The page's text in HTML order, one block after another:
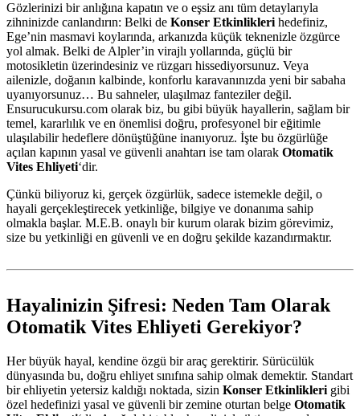
Gözlerinizi bir anlığına kapatın ve o eşsiz anı tüm detaylarıyla
zihninizde canlandırın: Belki de Konser Etkinliklerihedefiniz,
Ege’nin masmavi koylarında, arkanızda küçük teknenizle özgürce
yol almak. Belki de Alpler’in virajlı yollarında, güçlü bir
motosikletin üzerindesiniz ve rüzgarı hissediyorsunuz. Veya
ailenizle, doğanın kalbinde, konforlu karavanınızda yeni bir sabaha
uyanıyorsunuz… Bu sahneler, ulaşılmaz fanteziler değil.
Ensurucukursu.com olarak biz, bu gibi büyük hayallerin, sağlam bir
temel, kararlılık ve en önemlisi doğru, profesyonel bir eğitimle
ulaşılabilir hedeflere dönüştüğüne inanıyoruz. İşte bu özgürlüğe
açılan kapının yasal ve güvenli anahtarı ise tam olarak Otomatik
Vites Ehliyeti‘dir.
Çünkü biliyoruz ki, gerçek özgürlük, sadece istemekle değil, o
hayali gerçekleştirecek yetkinliğe, bilgiye ve donanıma sahip
olmakla başlar. M.E.B. onaylı bir kurum olarak bizim görevimiz,
size bu yetkinliği en güvenli ve en doğru şekilde kazandırmaktır.
Hayalinizin Şifresi: Neden Tam Olarak
Otomatik Vites Ehliyeti Gerekiyor?
Her büyük hayal, kendine özgü bir araç gerektirir. Sürücülük
dünyasında bu, doğru ehliyet sınıfına sahip olmak demektir. Standart
bir ehliyetin yetersiz kaldığı noktada, sizin Konser Etkinlikleri gibi
özel hedefinizi yasal ve güvenli bir zemine oturtan belge Otomatik